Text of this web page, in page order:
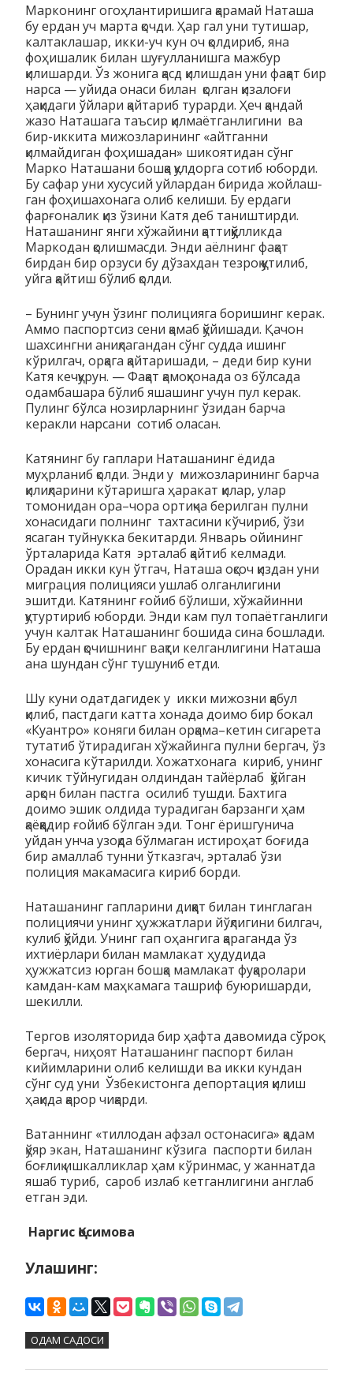
Марконинг огоҳлантиришига қарамай Наташа
бу ердан уч марта қочди. Ҳар гал уни тутишар,
калтаклашар, икки-уч кун оч қолдириб, яна
фоҳишалик билан шуғулланишга мажбур
қилишарди. Ўз жонига қасд қилишдан уни фақат бир
нарса — уйида онаси билан қолган қизалоғи
ҳақидаги ўйлари қайтариб турарди. Ҳеч қандай
жазо Наташага таъсир қилмаётганлигини ва
бир-иккита мижозларининг «айтганни
қилмайдиган фоҳи­ша­дан» шикоятидан сўнг
Марко Наташани бошқа қулдорга со­­тиб юборди.
Бу сафар уни хусусий уйлардан бирида жой­лаш­
ган фоҳишахонага олиб келиши. Бу ердаги
фарғоналик қиз ўзини Катя деб таништирди.
Наташанинг янги хўжайини қат­тиқ­қўлликда
Маркодан қолишмасди. Энди аёлнинг фақат
бирдан бир орзуси бу дўзахдан тезроқ қутилиб,
уйга қайтиш бўлиб қолди.
– Бунинг учун ўзинг полицияга боришинг керак.
Аммо пас­портсиз сени қамаб қўйишади. Қачон
шахсингни аниқлагандан сўнг судда ишинг
кўрилгач, орқага қайтаришади, – деди бир куни
Катя кечқурун. — Фақат қамоқхонада оз бўлсада
одам­ба­шара бўлиб яшашинг учун пул керак.
Пулинг бўлса нозир­лар­нинг ўзидан барча
керакли нарсани сотиб оласан.
Катянинг бу гаплари Наташанинг ёдида
муҳрланиб қолди. Эн­ди у мижозларининг барча
қилиқларини кўтаришга ҳаракат қилар, улар
томонидан ора–чора ортиқча берилган пулни
хона­сидаги полнинг тахтасини кўчириб, ўзи
ясаган туйнукка беки­тар­ди. Январь ойининг
ўрталарида Катя эрталаб қайтиб кел­мади.
Орадан икки кун ўтгач, Наташа оқсоч қиздан уни
миг­ра­ция полицияси ушлаб олганлигини
эшитди. Катянинг ғойиб бў­лиши, хўжайинни
қутуртириб юборди. Энди кам пул топа­ёт­ганлиги
учун калтак Наташанинг бошида сина бошлади.
Бу ер­дан қочишнинг вақти келганлигини Наташа
ана шундан сўнг тушуниб етди.
Шу куни одатдагидек у икки мижозни қабул
қилиб, пастдаги катта хонада доимо бир бокал
«Куантро» коняги билан орқама–кетин сигарета
тутатиб ўтирадиган хўжайинга пулни бергач, ўз
хона­сига кўтарилди. Хожатхонага кириб, унинг
кичик тўйнугидан олдиндан тайёрлаб қўйган
арқон билан пастга осилиб тушди. Бахтига
доимо эшик олдида турадиган барзанги ҳам
қаёққадир ғойиб бўлган эди. Тонг ёришгунича
уйдан унча узоқда бўлмаган истироҳат боғида
бир амал­лаб тунни ўтказгач, эрталаб ўзи
полиция макамасига кириб борди.
Наташанинг гапларини диққат билан тинглаган
полициячи унинг ҳужжатлари йўқлигини билгач,
кулиб қўйди. Унинг гап оҳангига қараганда ўз
ихтиёрлари билан мамлакат ҳудудида
ҳужжатсиз юрган бошқа мамлакат фуқаролари
камдан-кам маҳкамага ташриф буюришарди,
шекилли.
Тергов изоляторида бир ҳафта давомида сўроқ
бергач, ниҳоят Наташанинг паспорт билан
кийимларини олиб келишди ва икки кундан
сўнг суд уни Ўзбекистонга депортация қилиш
ҳақида қарор чи­қарди.
Ватаннинг «тиллодан афзал остонасига» қадам
қўяр экан, Ната­ша­­нинг кўзига паспорти билан
боғлиқ ишкалликлар ҳам кўринмас, у жан­натда
яшаб туриб, сароб излаб кетганлигини англаб
етган эди.
Наргис Қосимова
Улашинг:
ОДАМ САДОСИ